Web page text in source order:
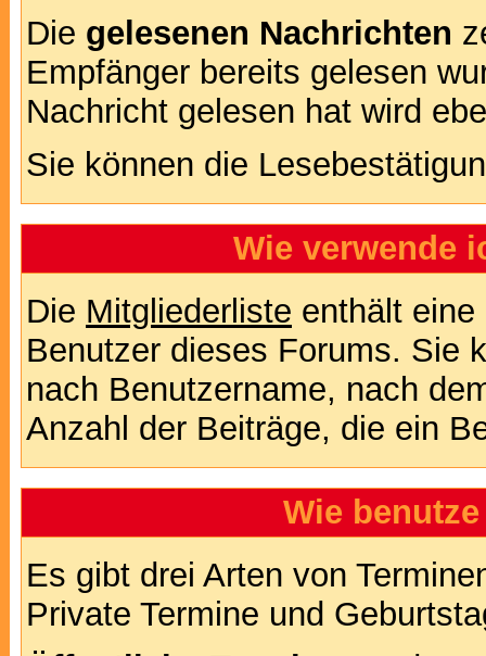
Die gelesenen Nachrichten
Empfänger bereits gelesen
Nachricht gelesen hat wird
Sie können die
Wie verwende
Die Mitgliederliste enthält
Benutzer dieses Forums. Sie
nach Benutzername, nach
Anzahl der Beiträge, die ein
Wie
Es gibt drei Arten von
Private Termine und